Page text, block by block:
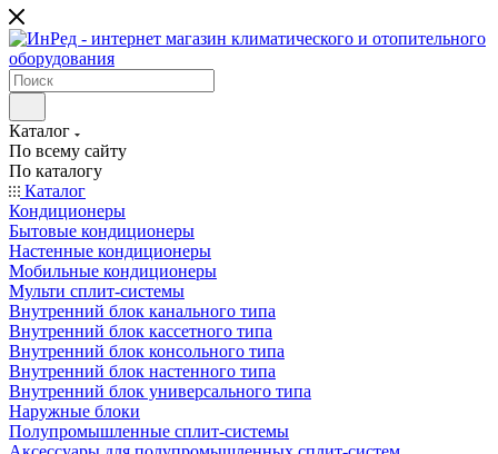
Каталог
По всему сайту
По каталогу
Каталог
Кондиционеры
Бытовые кондиционеры
Настенные кондиционеры
Мобильные кондиционеры
Мульти сплит-системы
Внутренний блок канального типа
Внутренний блок кассетного типа
Внутренний блок консольного типа
Внутренний блок настенного типа
Внутренний блок универсального типа
Наружные блоки
Полупромышленные сплит-системы